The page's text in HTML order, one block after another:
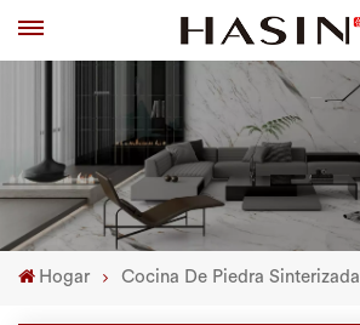
Hogar Cocina De Piedra Sinterizada